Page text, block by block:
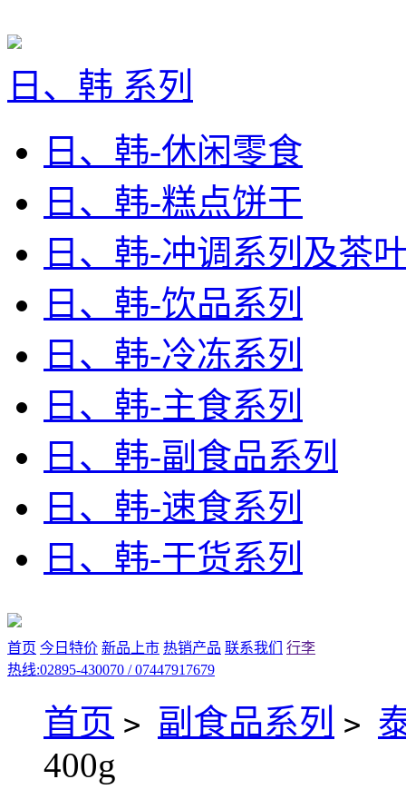
日、韩 系列
日、韩-休闲零食
日、韩-糕点饼干
日、韩-冲调系列及茶
日、韩-饮品系列
日、韩-冷冻系列
日、韩-主食系列
日、韩-副食品系列
日、韩-速食系列
日、韩-干货系列
首页 今日特价 新品上市 热销产品 联系我们
行李
热线:02895-430070 / 07447917679
首页 > 副食品系列 >
400g